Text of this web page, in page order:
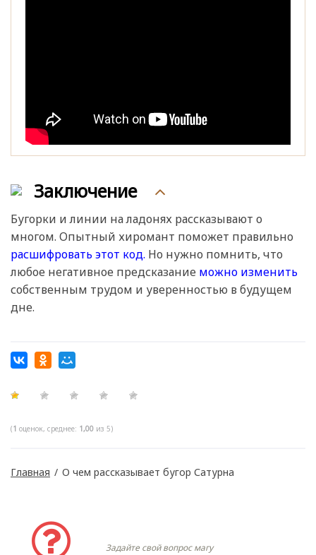
Заключение
Бугорки и линии на ладонях рассказывают о
многом. Опытный хиромант поможет правильно
расшифровать этот код. Но нужно помнить, что
любое негативное предсказание можно изменить
собственным трудом и уверенностью в будущем
дне.
(1 оценок, среднее: 1,00 из 5)
Главная / О чем рассказывает бугор Сатурна
Задайте свой вопрос магу